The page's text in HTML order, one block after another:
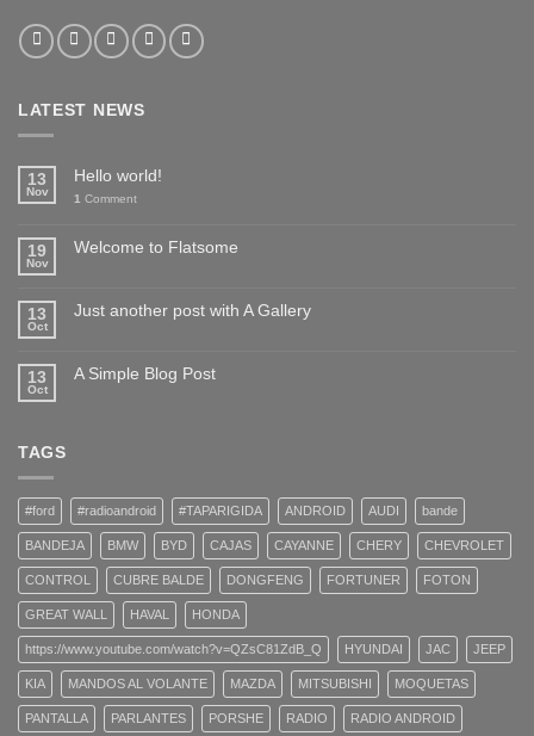
LATEST NEWS
13
Nov
Hello world!
1 Comment
19
Nov
Welcome to Flatsome
13
Oct
Just another post with A Gallery
13
Oct
A Simple Blog Post
TAGS
#ford #radioandroid #TAPARIGIDA ANDROID AUDI bande
BANDEJA BMW BYD CAJAS CAYANNE CHERY CHEVROLET
CONTROL CUBRE BALDE DONGFENG FORTUNER FOTON
GREAT WALL HAVAL HONDA
https://www.youtube.com/watch?v=QZsC81ZdB_Q HYUNDAI JAC JEEP
KIA MANDOS AL VOLANTE MAZDA MITSUBISHI MOQUETAS
PANTALLA PARLANTES PORSHE RADIO RADIO ANDROID